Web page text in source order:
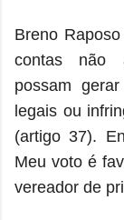
Breno
contas não
possam
legais ou
(artigo 37).
Meu voto é
vereador de